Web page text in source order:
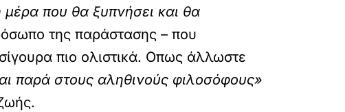
μέρα που θα ξυπνήσει και θα
της παράστασης – που
πιο ολιστικά. Οπως άλλωστε
παρά στους αληθινούς φιλοσόφους»